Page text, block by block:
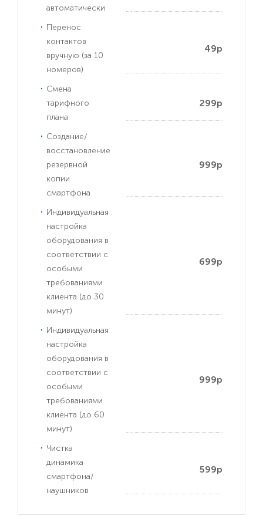
автоматически
Перенос
контактов
вручную (за 10
номеров)
49р
Смена
тарифного
плана
299р
Создание/
восстановление
резервной
копии
смартфона
999р
Индивидуальная
настройка
оборудования в
соответствии с
особыми
требованиями
клиента (до 30
минут)
699р
Индивидуальная
настройка
оборудования в
соответствии с
особыми
требованиями
клиента (до 60
минут)
999р
Чистка
динамика
смартфона/
наушников
599р